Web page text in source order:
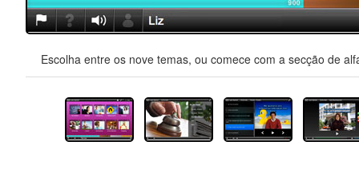
Escolha entre os nove temas, ou comece com a secção de